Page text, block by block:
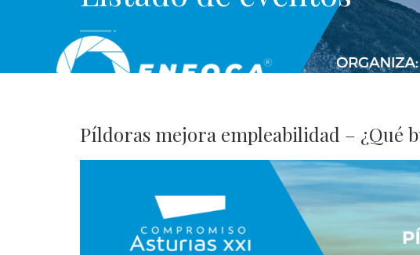
Píldoras mejora empleabilidad – ¿Qué